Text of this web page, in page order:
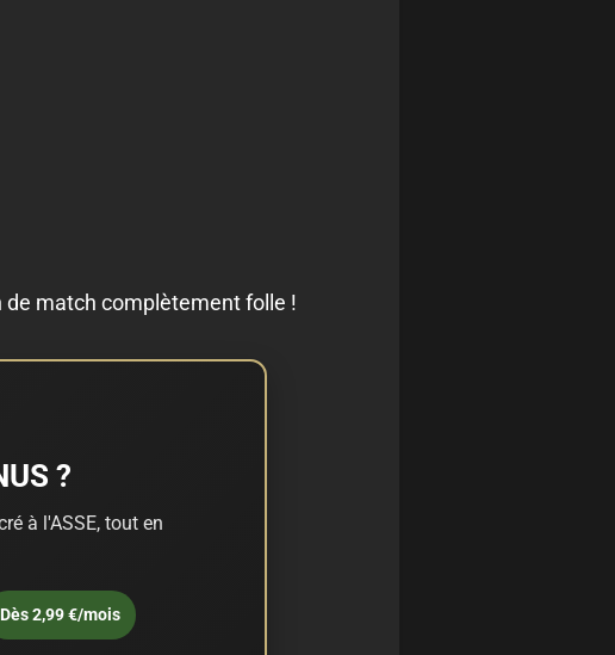
de match complètement folle !
?
à l'ASSE, tout en
Dès 2,99 €/mois